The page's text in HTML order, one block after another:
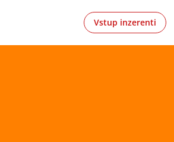
Vstup inzerenti